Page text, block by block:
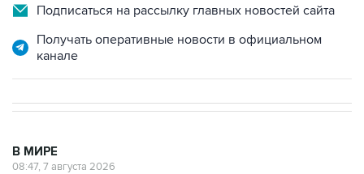
Подписаться на рассылку главных новостей сайта
Получать оперативные новости в официальном
канале
В МИРЕ
08:47, 7 августа 2026